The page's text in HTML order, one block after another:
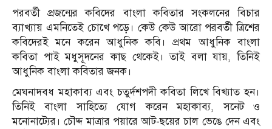
পরবর্তী প্রজন্মের কবিদের বাংলা কবিতার সংকলনের বিচার
ব্যাখ্যায় এমনিতেই চোখে পড়ে। কেউ কেউ আরো পরবর্তী ত্রিশের
কবিদেরই মনে করেন আধুনিক কবি। প্রথম আধুনিক বাংলা
কবিতা পাই মধুসূদনের কাছ থেকেই। তাই বলা যায়, তিনিই
আধুনিক বাংলা কবিতার জনক।
মেঘনাদবধ মহাকাব্য এবং চতুর্দশপদী কবিতা লিখে বিখ্যাত হন।
তিনিই বাংলা সাহিত্যে যোগ করেন মহাকাব্য, সনেট ও
মনোনাট্যের। চৌদ্দ মাত্রার পয়ারে আট-ছয়ের চাল ভেঙে দেন এবং